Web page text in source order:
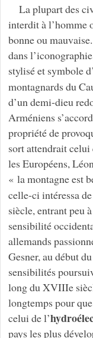
La plupart des
interdit à l’homme
bonne ou
dans
stylisé et symbole
montagnards du
d’un demi-dieu
Arméniens
propriété de
sort attendrait
les Européens,
« la montagne est
celle-ci intéressa
siècle, entrant peu
sensibilité
allemands
Gesner, au début
sensibilités
long du XVIIIe
longtemps pour
celui de l’
pays les plus